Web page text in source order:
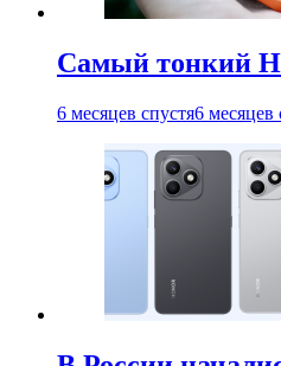
Самый тонкий
6 месяцев спустя6 месяцев